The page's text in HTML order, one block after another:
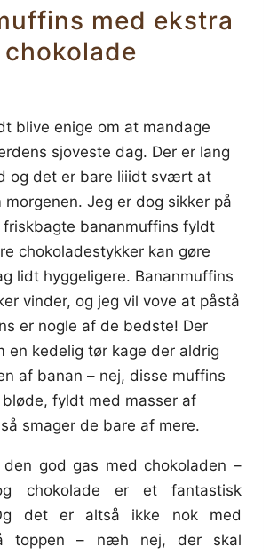
med ekstra
chokolade
blive enige om at mandage
sjoveste dag. Der er lang
og det er bare liiidt svært at
morgenen. Jeg er dog sikker på
friskbagte bananmuffins fyldt
chokoladestykker kan gøre
lidt hyggeligere. Bananmuffins
vinder, og jeg vil vove at påstå
er nogle af de bedste! Der
en kedelig tør kage der aldrig
af banan – nej, disse muffins
fyldt med masser af
smager de bare af mere.
god gas med chokoladen –
chokolade er et fantastisk
det er altså ikke nok med
toppen – næh nej, der skal